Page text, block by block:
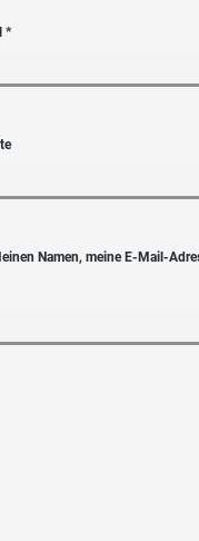
*
Namen, meine E-Mail-